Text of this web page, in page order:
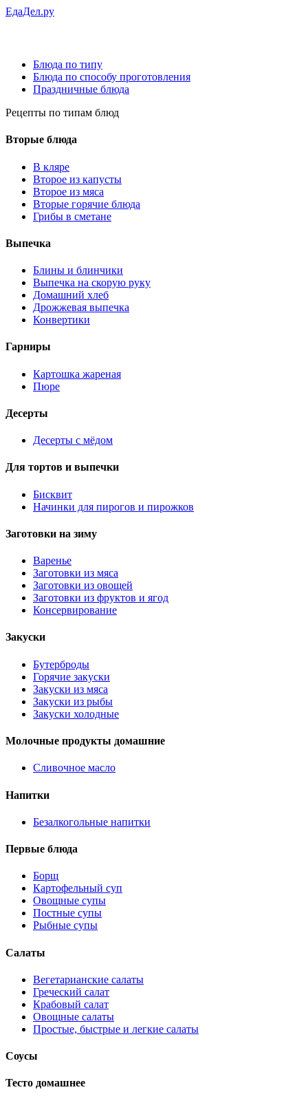
ЕдаДел.ру
Блюда по типу
Блюда по способу проготовления
Праздничные блюда
Рецепты по типам блюд
Вторые блюда
В кляре
Второе из капусты
Второе из мяса
Вторые горячие блюда
Грибы в сметане
Выпечка
Блины и блинчики
Выпечка на скорую руку
Домашний хлеб
Дрожжевая выпечка
Конвертики
Гарниры
Картошка жареная
Пюре
Десерты
Десерты с мёдом
Для тортов и выпечки
Бисквит
Начинки для пирогов и пирожков
Заготовки на зиму
Варенье
Заготовки из мяса
Заготовки из овощей
Заготовки из фруктов и ягод
Консервирование
Закуски
Бутерброды
Горячие закуски
Закуски из мяса
Закуски из рыбы
Закуски холодные
Молочные продукты домашние
Сливочное масло
Напитки
Безалкогольные напитки
Первые блюда
Борщ
Картофельный суп
Овощные супы
Постные супы
Рыбные супы
Салаты
Вегетарианские салаты
Греческий салат
Крабовый салат
Овощные салаты
Простые, быстрые и легкие салаты
Соусы
Тесто домашнее